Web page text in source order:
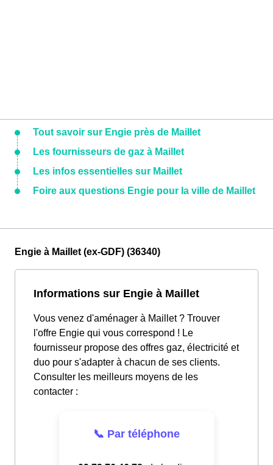
Tout savoir sur Engie près de Maillet
Les fournisseurs de gaz à Maillet
Les infos essentielles sur Maillet
Foire aux questions Engie pour la ville de Maillet
Engie à Maillet (ex-GDF) (36340)
Informations sur Engie à Maillet
Vous venez d'aménager à Maillet ? Trouver
l'offre Engie qui vous correspond ! Le
fournisseur propose des offres gaz, électricité et
duo pour s'adapter à chacun de ses clients.
Consulter les meilleurs moyens de les
contacter :
📞 Par téléphone